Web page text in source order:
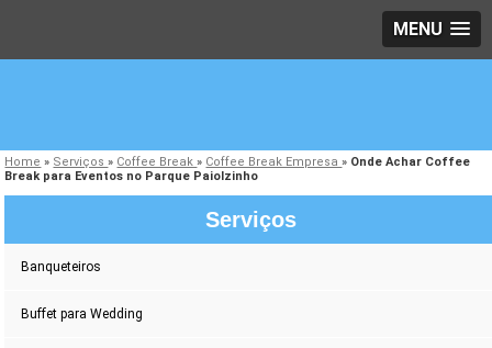
MENU
Home » Serviços» Coffee Break» Coffee Break Empresa» Onde Achar Coffee
Break para Eventos no Parque Paiolzinho
Serviços
Banqueteiros
Buffet para Wedding